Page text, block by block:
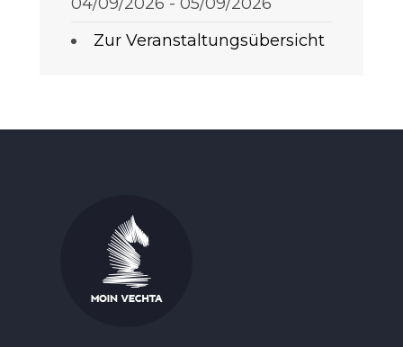
04/09/2026 - 05/09/2026
Zur Veranstaltungsübersicht